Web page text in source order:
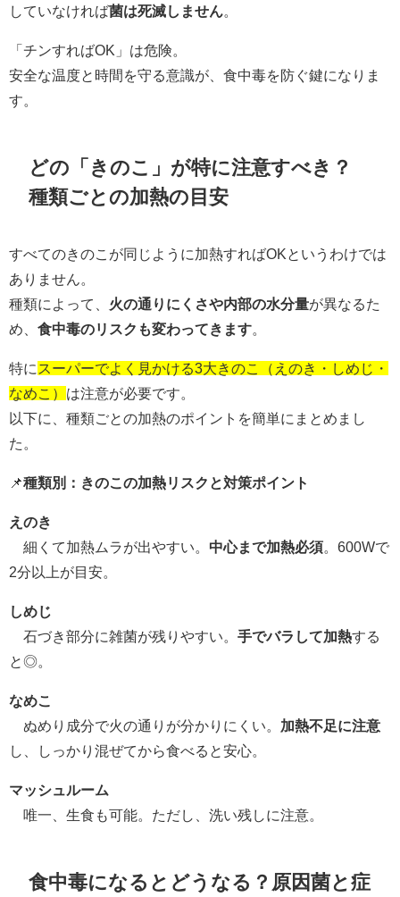
していなければ菌は死滅しません
「チンすればOK」は危険。
安全な温度と時間を守る意識が、食中毒を防ぐ鍵になりま
す。
どの「きのこ」が特に注意すべき？
種類ごとの加熱の目安
すべてのきのこが同じように加熱すればOKというわけでは
ありません。
種類によって、 火の通りにくさや内部の水分量が異なるた
め、 食中毒のリスクも変わってきます
特に スーパーでよく見かける3大きのこ（えのき・しめじ・
なめこ） は注意が必要です。
以下に、種類ごとの加熱のポイントを簡単にまとめまし
た。
📌種類別：きのこの加熱リスクと対策ポイント
えのき
細くて加熱ムラが出やすい。 中心まで加熱必須 。600Wで
2分以上が目安。
しめじ
石づき部分に雑菌が残りやすい。 手でバラして加熱する
と◎。
なめこ
ぬめり成分で火の通りが分かりにくい。 加熱不足に注意
し、しっかり混ぜてから食べると安心。
マッシュルーム
唯一、生食も可能。ただし、洗い残しに注意。
食中毒になるとどうなる？原因菌と症